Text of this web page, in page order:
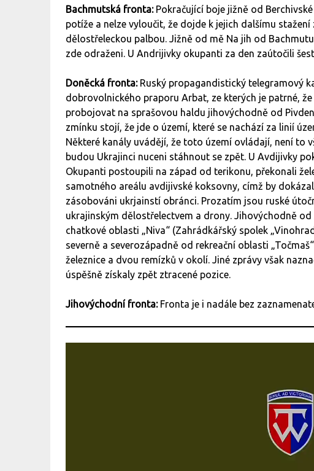
Bachmutská fronta: Pokračující boje jižně od
potíže a nelze vyloučit, že dojde k jejich dalšímu
dělostřeleckou palbou. Jižně od mě Na jih od
zde odraženi. U Andrijivky okupanti za den zaútočili
Doněcká fronta: Ruský propagandistický telegramový
dobrovolnického praporu Arbat, ze kterých je patrné,
probojovat na sprašovou haldu jihovýchodně od
zmínku stojí, že jde o území, které se nachází za linií
Některé kanály uvádějí, že toto území ovládají, není to
budou Ukrajinci nuceni stáhnout se zpět. U Avdijivky
Okupanti postoupili na západ od terikonu, překonali
samotného areálu avdijivské koksovny, címž by
zásobováni ukrjainstí obránci. Prozatím jsou ruské
ukrajinským dělostřelectvem a drony. Jihovýchodně
chatkové oblasti „Niva“ (Zahrádkářský spolek
severně a severozápadně od rekreační oblasti
železnice a dvou remízků v okolí. Jiné zprávy však
úspěšně získaly zpět ztracené pozice.
Jihovýchodní fronta: Fronta je i nadále bez